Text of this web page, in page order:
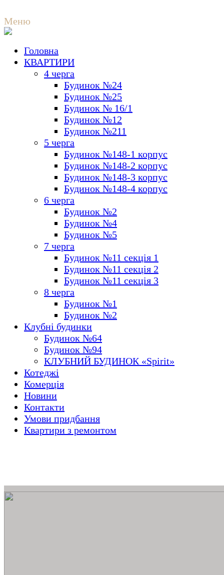
Меню
Головна
КВАРТИРИ
4 черга
Будинок №24
Будинок №25
Будинок № 16/1
Будинок №12
Будинок №211
5 черга
Будинок №148-1 корпус
Будинок №148-2 корпус
Будинок №148-3 корпус
Будинок №148-4 корпус
6 черга
Будинок №2
Будинок №4
Будинок №5
7 черга
Будинок №11 секція 1
Будинок №11 секція 2
Будинок №11 секція 3
8 черга
Будинок №1
Будинок №2
Клубні будинки
Будинок №64
Будинок №94
КЛУБНИЙ БУДИНОК «Spirit»
Котеджі
Комерція
Новини
Контакти
Умови придбання
Квартири з ремонтом